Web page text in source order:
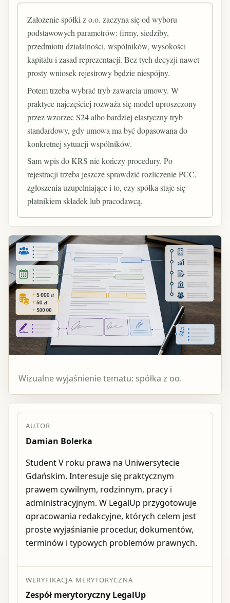
Założenie spółki z o.o. zaczyna się od wyboru
podstawowych parametrów: firmy, siedziby,
przedmiotu działalności, wspólników, wysokości
kapitału i zasad reprezentacji. Bez tych decyzji nawet
prosty wniosek rejestrowy będzie niespójny.
Potem trzeba wybrać tryb zawarcia umowy. W
praktyce najczęściej rozważa się model uproszczony
przez wzorzec S24 albo bardziej elastyczny tryb
standardowy, gdy umowa ma być dopasowana do
konkretnej sytuacji wspólników.
Sam wpis do KRS nie kończy procedury. Po
rejestracji trzeba jeszcze sprawdzić rozliczenie PCC,
zgłoszenia uzupełniające i to, czy spółka staje się
płatnikiem składek lub pracodawcą.
Wizualne wyjaśnienie tematu: spółka z oo.
AUTOR
Damian Bolerka
Student V roku prawa na Uniwersytecie
Gdańskim. Interesuje się praktycznym
prawem cywilnym, rodzinnym, pracy i
administracyjnym. W LegalUp przygotowuje
opracowania redakcyjne, których celem jest
proste wyjaśnianie procedur, dokumentów,
terminów i typowych problemów prawnych.
WERYFIKACJA MERYTORYCZNA
Zespół merytoryczny LegalUp